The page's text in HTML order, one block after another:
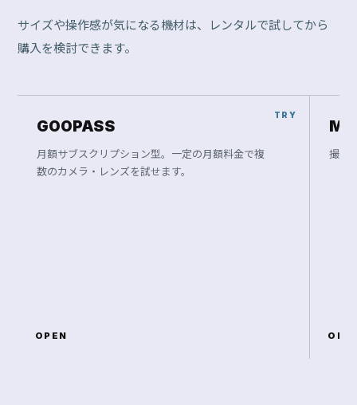
サイズや操作感が気になる機材は、レンタルで試してから
購入を検討できます。
GOOPASS
月額サブスクリプション型。一定の月額料金で複
数のカメラ・レンズを試せます。
OPEN
撮影